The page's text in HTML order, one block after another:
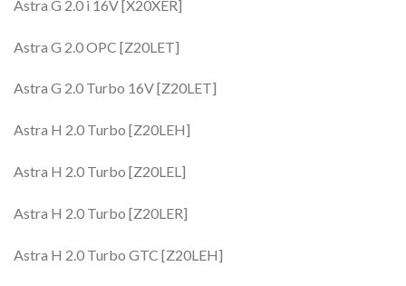
Astra G 2.0 i 16V [X20XER]
Astra G 2.0 OPC [Z20LET]
Astra G 2.0 Turbo 16V [Z20LET]
Astra H 2.0 Turbo [Z20LEH]
Astra H 2.0 Turbo [Z20LEL]
Astra H 2.0 Turbo [Z20LER]
Astra H 2.0 Turbo GTC [Z20LEH]